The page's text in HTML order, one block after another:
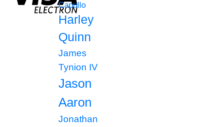
Capullo
Harley
Quinn
James
Tynion IV
Jason
Aaron
Jonathan